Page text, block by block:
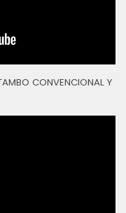
CONVENCIONAL Y